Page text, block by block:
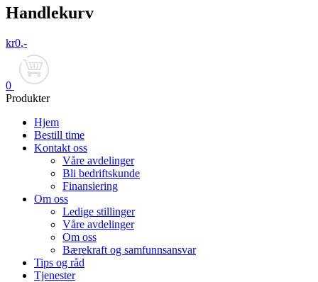
Handlekurv
kr0,-
0
Produkter
Hjem
Bestill time
Kontakt oss
Våre avdelinger
Bli bedriftskunde
Finansiering
Om oss
Ledige stillinger
Våre avdelinger
Om oss
Bærekraft og samfunnsansvar
Tips og råd
Tjenester